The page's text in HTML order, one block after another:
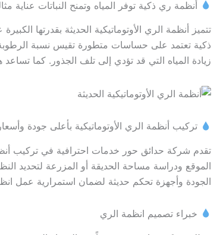
أنظمة ري ذكية توفر المياه وتمنح النباتات عناية
تتميز أنظمة الري الأوتوماتيكية الحديثة بقدرتها
ذكية تعتمد على حساسات متطورة تقيس نسبة الرطوبة
زيادة المياه التي قد تؤدي إلى تلف الجذور. كما تساعد
تركيب أنظمة الري الأوتوماتيكية بأعلى جودة
تقدم شركة حدائق حور خدمات احترافية في تركيب أنظمة
الموقع ودراسة مساحة الحديقة أو المزرعة لتحديد
الجودة وأجهزة تحكم حديثة لضمان استمرارية عمل
خبراء تصميم انظمة الري